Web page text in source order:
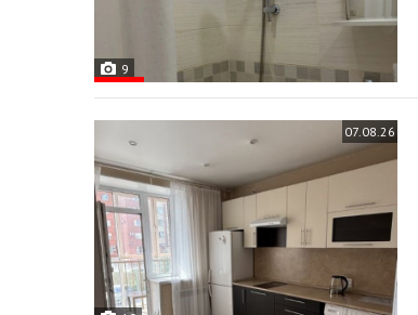
9
07.08.26